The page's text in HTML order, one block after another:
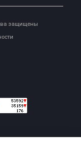
защищены